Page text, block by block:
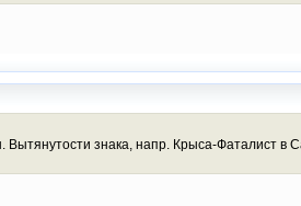
Вытянутости знака, напр. Крыса-